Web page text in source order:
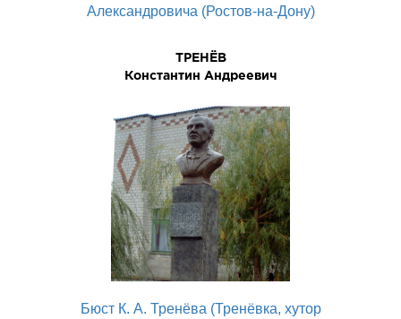
Александровича (Ростов-на-Дону)
ТРЕНЁВ
Константин Андреевич
Бюст К. А. Тренёва (Тренёвка, хутор